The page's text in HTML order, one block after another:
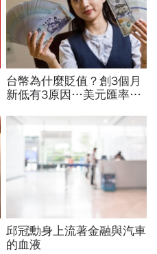
台幣為什麼貶值？創3個月
新低有3原因…美元匯率接
兩大關鍵
邱冠勳身上流著金融與汽車
的血液